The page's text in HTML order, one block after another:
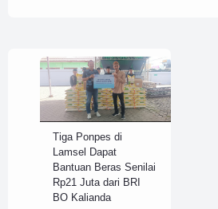
Tiga Ponpes di
Lamsel Dapat
Bantuan Beras Senilai
Rp21 Juta dari BRI
BO Kalianda